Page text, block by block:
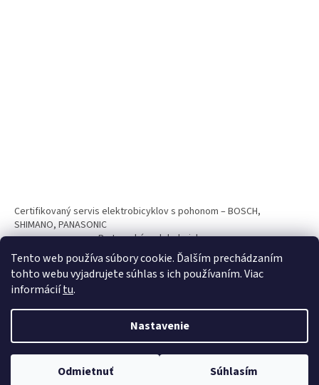
Tento web používa súbory cookie. Ďalším prechádzaním
tohto webu vyjadrujete súhlas s ich používaním. Viac
informáciítu.
Nastavenie
Odmietnuť Súhlasím
Certifikovaný servis elektrobicyklov s pohonom – BOSCH,
SHIMANO, PANASONIC
Partnerský web hokejshop.eu
Vytvoril Shoptet
Copyright 2026BICYKLE SPAIZ shop . Všetky práva vyhradené.